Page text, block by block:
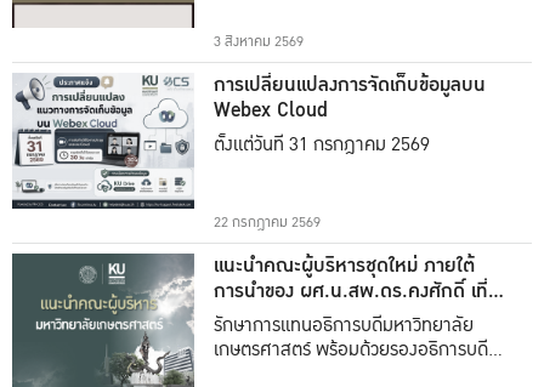
3 สิงหาคม 2569
การเปลี่ยนแปลงการจัดเก็บข้อมูลบน
Webex Cloud
ตั้งแต่วันที่ 31 กรกฎาคม 2569
22 กรกฎาคม 2569
แนะนำคณะผู้บริหารชุดใหม่ ภายใต้
การนำของ ผศ.น.สพ.ดร.คงศักดิ์ เที่ยง
ธรรม
รักษาการแทนอธิการบดีมหาวิทยาลัย
เกษตรศาสตร์ พร้อมด้วยรองอธิการบดีทั้ง